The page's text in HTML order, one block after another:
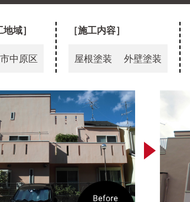
地域］
中原区
［施工内容］
屋根塗装 外壁塗装